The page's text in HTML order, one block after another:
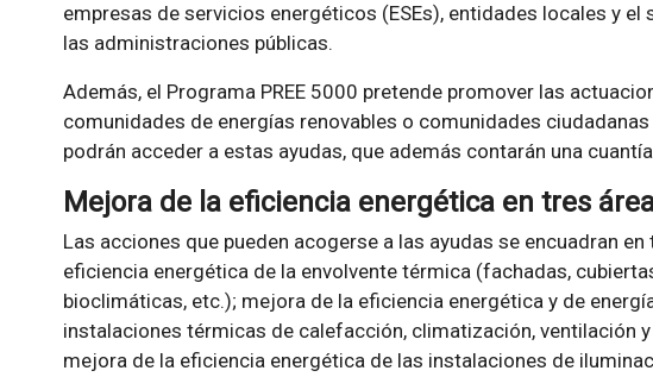
empresas de servicios energéticos (ESEs), entidades locales y
las administraciones públicas.
Además, el Programa PREE 5000 pretende promover las
comunidades de energías renovables o comunidades
podrán acceder a estas ayudas, que además contarán una
Mejora de la eficiencia energética en tres
Las acciones que pueden acogerse a las ayudas se encuadran
eficiencia energética de la envolvente térmica (fachadas,
bioclimáticas, etc.); mejora de la eficiencia energética y de
instalaciones térmicas de calefacción, climatización, ventilación
mejora de la eficiencia energética de las instalaciones de